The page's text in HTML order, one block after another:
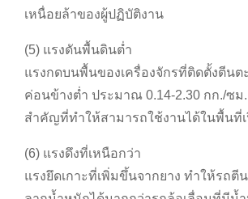
เหนื่อยล้าของผู้ปฏิบัติงาน
(5) แรงดันพื้นดินต่ำ
แรงกดบนพื้นของเครื่องจักรที่ติดตั้งตีนต
ค่อนข้างต่ำ ประมาณ 0.14-2.30 กก./ซม.
สำคัญที่ทำให้สามารถใช้งานได้ในพื้นที่
(6) แรงดึงที่เหนือกว่า
แรงยึดเกาะที่เพิ่มขึ้นจากยาง ทำให้รถตี